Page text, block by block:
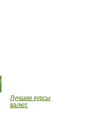
Лучшие курсы
валют